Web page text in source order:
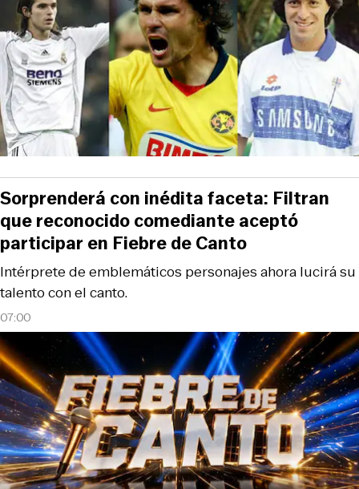
07:00
Intérprete de emblemáticos personajes ahora lucirá su
talento con el canto.
Sorprenderá con inédita faceta: Filtran
que reconocido comediante aceptó
participar en Fiebre de Canto